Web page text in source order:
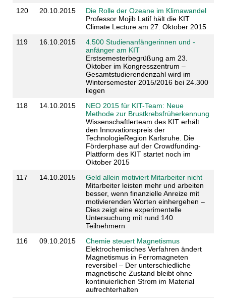
120
20.10.2015
Die Rolle der Ozeane im Klimawandel
Professor Mojib Latif hält die KIT
Climate Lecture am 27. Oktober 2015
119
16.10.2015
4.500 Studienanfängerinnen und -
anfänger am KIT
Erstsemesterbegrüßung am 23.
Oktober im Kongresszentrum –
Gesamtstudierendenzahl wird im
Wintersemester 2015/2016 bei 24.300
liegen
118
14.10.2015
NEO 2015 für KIT-Team: Neue
Methode zur Brustkrebsfrüherkennung
Wissenschaftlerteam des KIT erhält
den Innovationspreis der
TechnologieRegion Karlsruhe. Die
Förderphase auf der Crowdfunding-
Plattform des KIT startet noch im
Oktober 2015
117
14.10.2015
Geld allein motiviert Mitarbeiter nicht
Mitarbeiter leisten mehr und arbeiten
besser, wenn finanzielle Anreize mit
motivierenden Worten einhergehen –
Dies zeigt eine experimentelle
Untersuchung mit rund 140
Teilnehmern
116
09.10.2015
Chemie steuert Magnetismus
Elektrochemisches Verfahren ändert
Magnetismus in Ferromagneten
reversibel – Der unterschiedliche
magnetische Zustand bleibt ohne
kontinuierlichen Strom im Material
aufrechterhalten